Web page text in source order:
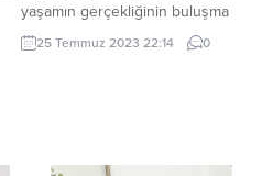
yaşamın gerçekliğinin buluşma
noktasıdır. Betül Fırat: Öncelikle
hoş geldiniz diyor ve söyleşimizin
2017’den beri Kocaeli’nde
25 Temmuz 2023 22:14 0